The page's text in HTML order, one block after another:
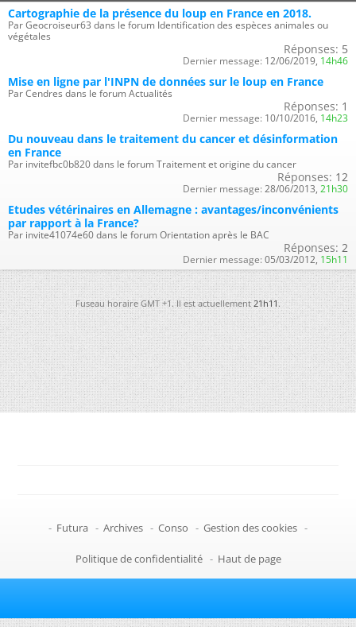
Cartographie de la présence du loup en France en 2018.
Par Geocroiseur63 dans le forum Identification des espèces animales ou
végétales
Réponses: 5
Dernier message: 12/06/2019, 14h46
Mise en ligne par l'INPN de données sur le loup en France
Par Cendres dans le forum Actualités
Réponses: 1
Dernier message: 10/10/2016, 14h23
Du nouveau dans le traitement du cancer et désinformation
en France
Par invitefbc0b820 dans le forum Traitement et origine du cancer
Réponses: 12
Dernier message: 28/06/2013, 21h30
Etudes vétérinaires en Allemagne : avantages/inconvénients
par rapport à la France?
Par invite41074e60 dans le forum Orientation après le BAC
Réponses: 2
Dernier message: 05/03/2012, 15h11
Fuseau horaire GMT +1. Il est actuellement21h11.
- Futura - Archives - Conso - Gestion des cookies -
Politique de confidentialité - Haut de page